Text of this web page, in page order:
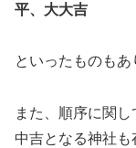
平、大大吉
といったものもあ
また、順序に関
中吉となる神社も